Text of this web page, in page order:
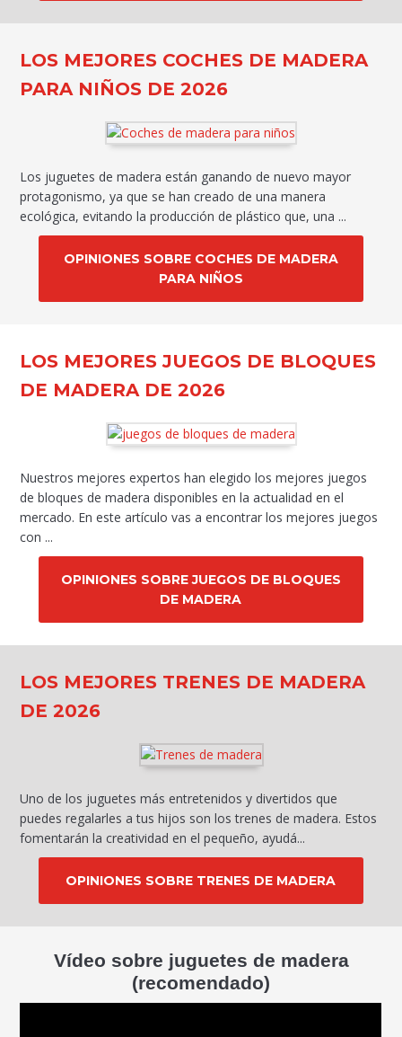
LOS MEJORES COCHES DE MADERA
PARA NIÑOS DE 2026
Los juguetes de madera están ganando de nuevo mayor
protagonismo, ya que se han creado de una manera
ecológica, evitando la producción de plástico que, una ...
OPINIONES SOBRE COCHES DE MADERA
PARA NIÑOS
LOS MEJORES JUEGOS DE BLOQUES
DE MADERA DE 2026
Nuestros mejores expertos han elegido los mejores juegos
de bloques de madera disponibles en la actualidad en el
mercado. En este artículo vas a encontrar los mejores juegos
con ...
OPINIONES SOBRE JUEGOS DE BLOQUES
DE MADERA
LOS MEJORES TRENES DE MADERA
DE 2026
Uno de los juguetes más entretenidos y divertidos que
puedes regalarles a tus hijos son los trenes de madera. Estos
fomentarán la creatividad en el pequeño, ayudá...
OPINIONES SOBRE TRENES DE MADERA
Vídeo sobre juguetes de madera
(recomendado)